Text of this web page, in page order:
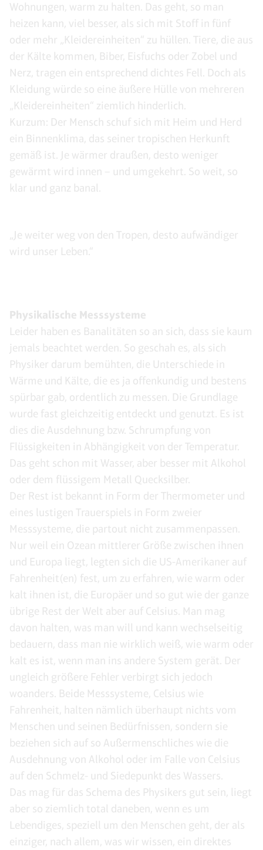
Wohnungen, warm zu halten. Das geht, so man
heizen kann, viel besser, als sich mit Stoff in fünf
oder mehr „Kleidereinheiten“ zu hüllen. Tiere, die aus
der Kälte kommen, Biber, Eisfuchs oder Zobel und
Nerz, tragen ein entsprechend dichtes Fell. Doch als
Kleidung würde so eine äußere Hülle von mehreren
„Kleidereinheiten“ ziemlich hinderlich.
Kurzum: Der Mensch schuf sich mit Heim und Herd
ein Binnenklima, das seiner tropischen Herkunft
gemäß ist. Je wärmer draußen, desto weniger
gewärmt wird innen – und umgekehrt. So weit, so
klar und ganz banal.
„Je weiter weg von den Tropen, desto aufwändiger
wird unser Leben.“
Physikalische Messsysteme
Leider haben es Banalitäten so an sich, dass sie kaum
jemals beachtet werden. So geschah es, als sich
Physiker darum bemühten, die Unterschiede in
Wärme und Kälte, die es ja offenkundig und bestens
spürbar gab, ordentlich zu messen. Die Grundlage
wurde fast gleichzeitig entdeckt und genutzt. Es ist
dies die Ausdehnung bzw. Schrumpfung von
Flüssigkeiten in Abhängigkeit von der Temperatur.
Das geht schon mit Wasser, aber besser mit Alkohol
oder dem flüssigem Metall Quecksilber.
Der Rest ist bekannt in Form der Thermometer und
eines lustigen Trauerspiels in Form zweier
Messsysteme, die partout nicht zusammenpassen.
Nur weil ein Ozean mittlerer Größe zwischen ihnen
und Europa liegt, legten sich die US-Amerikaner auf
Fahrenheit(en) fest, um zu erfahren, wie warm oder
kalt ihnen ist, die Europäer und so gut wie der ganze
übrige Rest der Welt aber auf Celsius. Man mag
davon halten, was man will und kann wechselseitig
bedauern, dass man nie wirklich weiß, wie warm oder
kalt es ist, wenn man ins andere System gerät. Der
ungleich größere Fehler verbirgt sich jedoch
woanders. Beide Messsysteme, Celsius wie
Fahrenheit, halten nämlich überhaupt nichts vom
Menschen und seinen Bedürfnissen, sondern sie
beziehen sich auf so Außermenschliches wie die
Ausdehnung von Alkohol oder im Falle von Celsius
auf den Schmelz- und Siedepunkt des Wassers.
Das mag für das Schema des Physikers gut sein, liegt
aber so ziemlich total daneben, wenn es um
Lebendiges, speziell um den Menschen geht, der als
einziger, nach allem, was wir wissen, ein direktes